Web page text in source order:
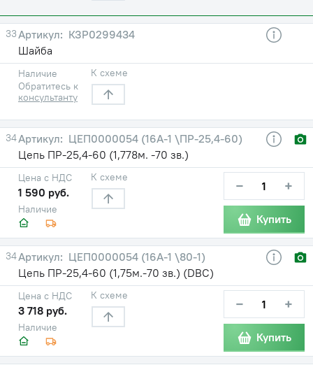
33
КЗР0299434
Шайба
Наличие
Обратитесь к
консультанту
К схеме
34
ЦЕП0000054 (16A-1 \ПР-25,4-60)
Цепь ПР-25,4-60 (1,778м. -70 зв.)
Наличие
Цена с НДС
1 590 руб.
К схеме − +
Купить
34
ЦЕП0000054 (16А-1 \80-1)
Цепь ПР-25,4-60 (1,75м.-70 зв.) (DBC)
Наличие
Цена с НДС
3 718 руб.
К схеме − +
Купить